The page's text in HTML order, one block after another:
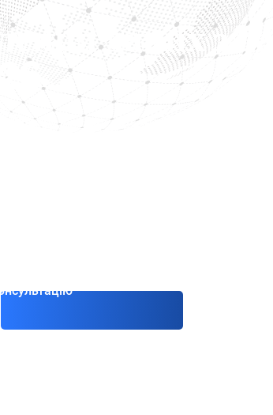
даних з
на підставі порушення статей 2 і 3
Процедура займає близько дев’яти
підстави належно
запити на видалення даних у 28